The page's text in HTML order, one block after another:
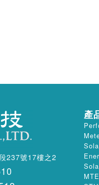
237號17樓之2
產